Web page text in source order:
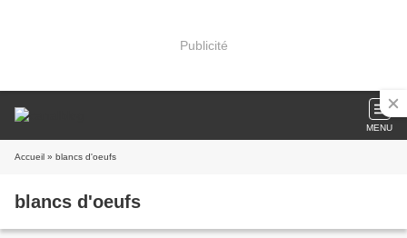
Publicité
MENU
Accueil » blancs d'oeufs
blancs d'oeufs